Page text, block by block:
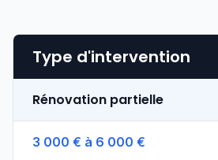
Type d'intervention
Rénovation partielle
3 000 € à 6 000 €